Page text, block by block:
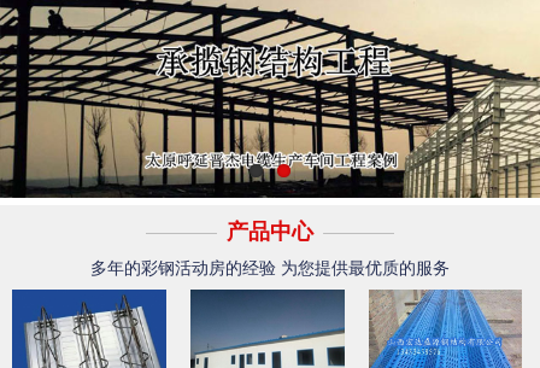
产品中心
多年的彩钢活动房的经验 为您提供最优质的服务